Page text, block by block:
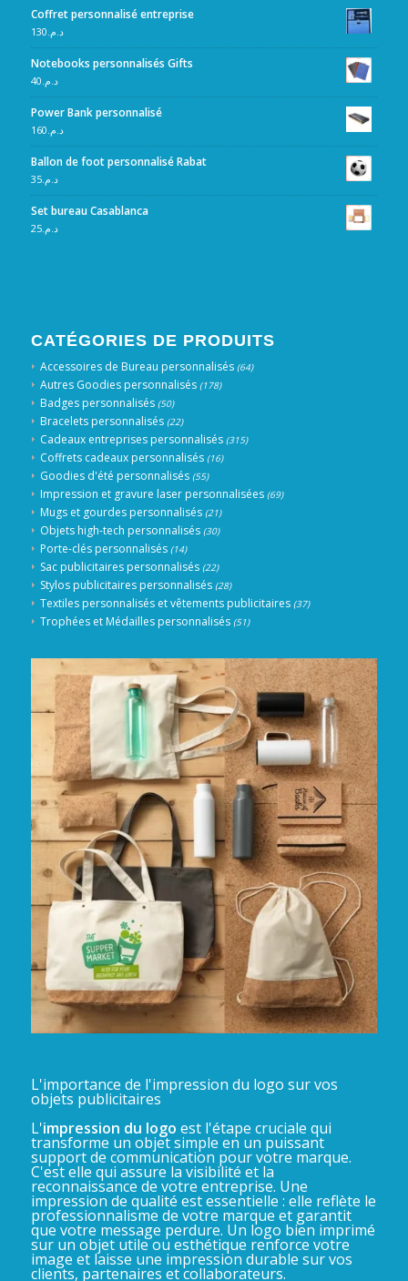
Coffret personnalisé entreprise
د.م.130
Notebooks personnalisés Gifts
د.م.40
Power Bank personnalisé
د.م.160
Ballon de foot personnalisé Rabat
د.م.35
Set bureau Casablanca
د.م.25
CATÉGORIES DE PRODUITS
Accessoires de Bureau personnalisés (64)
Autres Goodies personnalisés (178)
Badges personnalisés (50)
Bracelets personnalisés (22)
Cadeaux entreprises personnalisés (315)
Coffrets cadeaux personnalisés (16)
Goodies d'été personnalisés (55)
Impression et gravure laser personnalisées (69)
Mugs et gourdes personnalisés (21)
Objets high-tech personnalisés (30)
Porte-clés personnalisés (14)
Sac publicitaires personnalisés (22)
Stylos publicitaires personnalisés (28)
Textiles personnalisés et vêtements publicitaires (37)
Trophées et Médailles personnalisés (51)
L'importance de l'impression du logo sur vos
objets publicitaires
L'impression du logo est l'étape cruciale qui
transforme un objet simple en un puissant
support de communication pour votre marque.
C'est elle qui assure la visibilité et la
reconnaissance de votre entreprise. Une
impression de qualité est essentielle : elle reflète le
professionnalisme de votre marque et garantit
que votre message perdure. Un logo bien imprimé
sur un objet utile ou esthétique renforce votre
image et laisse une impression durable sur vos
clients, partenaires et collaborateurs.